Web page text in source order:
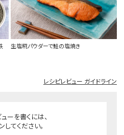
生塩糀パウダーで鮭の塩焼き
レシピレビュー ガイドライン
ーを書くには、
してください。